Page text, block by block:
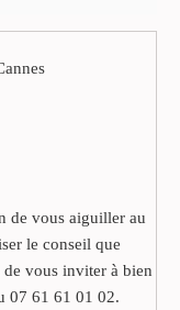
de vous aiguiller au
le conseil que
de vous inviter à bien
07 61 61 01 02.